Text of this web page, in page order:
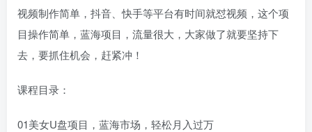
视频制作简单，抖音、快手等平台有时间就怼视频，这个项
目操作简单，蓝海项目，流量很大，大家做了就要坚持下
去，要抓住机会，赶紧冲！
课程目录：
01美女U盘项目，蓝海市场，轻松月入过万